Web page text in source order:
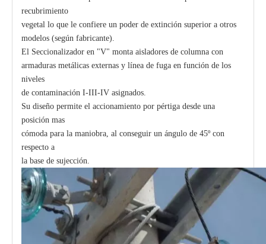
recubrimiento
vegetal lo que le confiere un poder de extinción superior a otros
modelos (según fabricante).
El Seccionalizador en "V" monta aisladores de columna con
armaduras metálicas externas y línea de fuga en función de los
niveles
de contaminación I-III-IV asignados.
Su diseño permite el accionamiento por pértiga desde una
posición mas
cómoda para la maniobra, al conseguir un ángulo de 45º con
respecto a
la base de sujección.